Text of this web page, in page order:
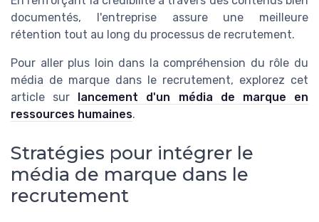
documentés, l'entreprise assure une meilleure
rétention tout au long du processus de recrutement.
Pour aller plus loin dans la compréhension du rôle du
média de marque dans le recrutement, explorez cet
article sur
lancement d'un média de marque en
ressources humaines.
Stratégies pour intégrer le
média de marque dans le
recrutement